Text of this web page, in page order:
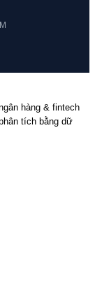
hàng & fintech
tích bằng dữ